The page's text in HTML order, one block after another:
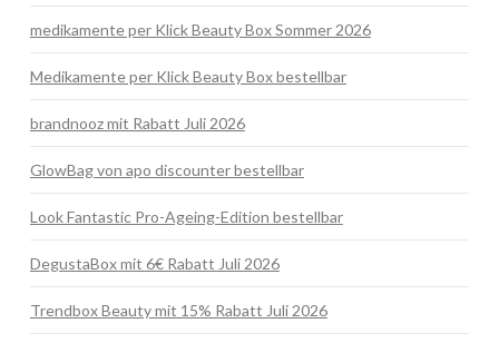
medikamente per Klick Beauty Box Sommer 2026
Medikamente per Klick Beauty Box bestellbar
brandnooz mit Rabatt Juli 2026
GlowBag von apo discounter bestellbar
Look Fantastic Pro-Ageing-Edition bestellbar
DegustaBox mit 6€ Rabatt Juli 2026
Trendbox Beauty mit 15% Rabatt Juli 2026